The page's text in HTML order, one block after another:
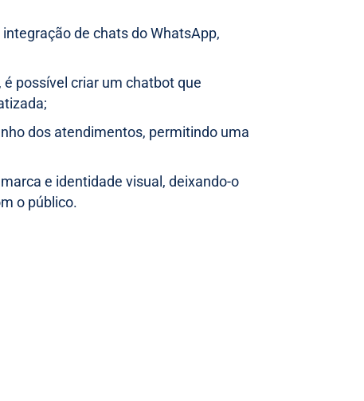
de chats do WhatsApp,
possível criar um chatbot que
dos atendimentos, permitindo uma
e identidade visual, deixando-o
o público.